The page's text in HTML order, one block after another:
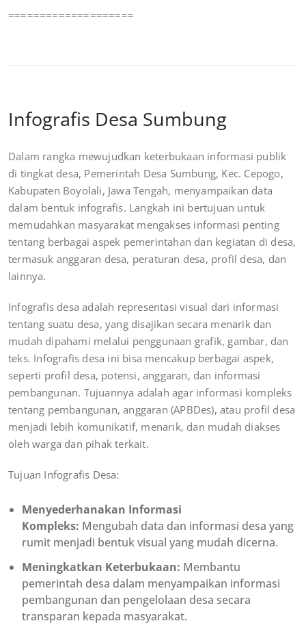
====================
Infografis Desa Sumbung
Dalam rangka mewujudkan keterbukaan informasi publik
di tingkat desa, Pemerintah Desa Sumbung, Kec. Cepogo,
Kabupaten Boyolali, Jawa Tengah, menyampaikan data
dalam bentuk infografis. Langkah ini bertujuan untuk
memudahkan masyarakat mengakses informasi penting
tentang berbagai aspek pemerintahan dan kegiatan di desa,
termasuk anggaran desa, peraturan desa, profil desa, dan
lainnya.
Infografis desa adalah representasi visual dari informasi
tentang suatu desa, yang disajikan secara menarik dan
mudah dipahami melalui penggunaan grafik, gambar, dan
teks. Infografis desa ini bisa mencakup berbagai aspek,
seperti profil desa, potensi, anggaran, dan informasi
pembangunan. Tujuannya adalah agar informasi kompleks
tentang pembangunan, anggaran (APBDes), atau profil desa
menjadi lebih komunikatif, menarik, dan mudah diakses
oleh warga dan pihak terkait.
Tujuan Infografis Desa:
Menyederhanakan Informasi
Kompleks: Mengubah data dan informasi desa yang
rumit menjadi bentuk visual yang mudah dicerna.
Meningkatkan Keterbukaan: Membantu
pemerintah desa dalam menyampaikan informasi
pembangunan dan pengelolaan desa secara
transparan kepada masyarakat.